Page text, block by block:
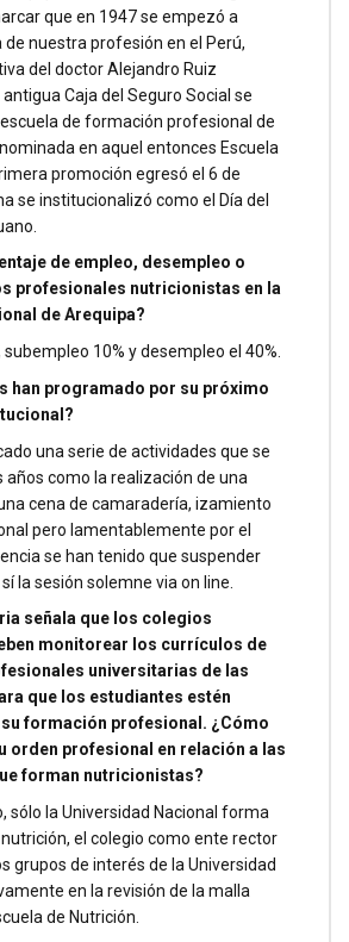
que en 1947 se empezó a
de nuestra profesión en el Perú,
del doctor Alejandro Ruiz
Caja del Seguro Social se
de formación profesional de
en aquel entonces Escuela
promoción egresó el 6 de
se institucionalizó como el Día del
de empleo, desempleo o
profesionales nutricionistas en la
de Arequipa?
10% y desempleo el 40%.
han programado por su próximo
una serie de actividades que se
años como la realización de una
cena de camaradería, izamiento
pero lamentablemente por el
se han tenido que suspender
la sesión solemne via on line.
señala que los colegios
monitorear los currículos de
universitarias de las
que los estudiantes estén
formación profesional. ¿Cómo
orden profesional en relación a las
forman nutricionistas?
sólo la Universidad Nacional forma
el colegio como ente rector
grupos de interés de la Universidad
en la revisión de la malla
de Nutrición.